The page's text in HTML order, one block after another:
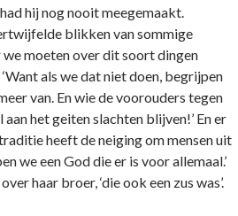
hij nog nooit meegemaakt.
blikken van sommige
we moeten over dit soort dingen
als we dat niet doen, begrijpen
van. En wie de voorouders tegen
het geiten slachten blijven!’ En er
heeft de neiging om mensen uit
we een God die er is voor allemaal.’
haar broer, ‘die ook een zus was’.